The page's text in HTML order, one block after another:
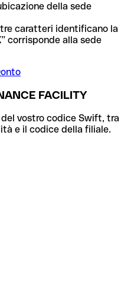
della sede
caratteri identificano la
corrisponde alla sede
FACILITY
vostro codice Swift, tra
e il codice della filiale.